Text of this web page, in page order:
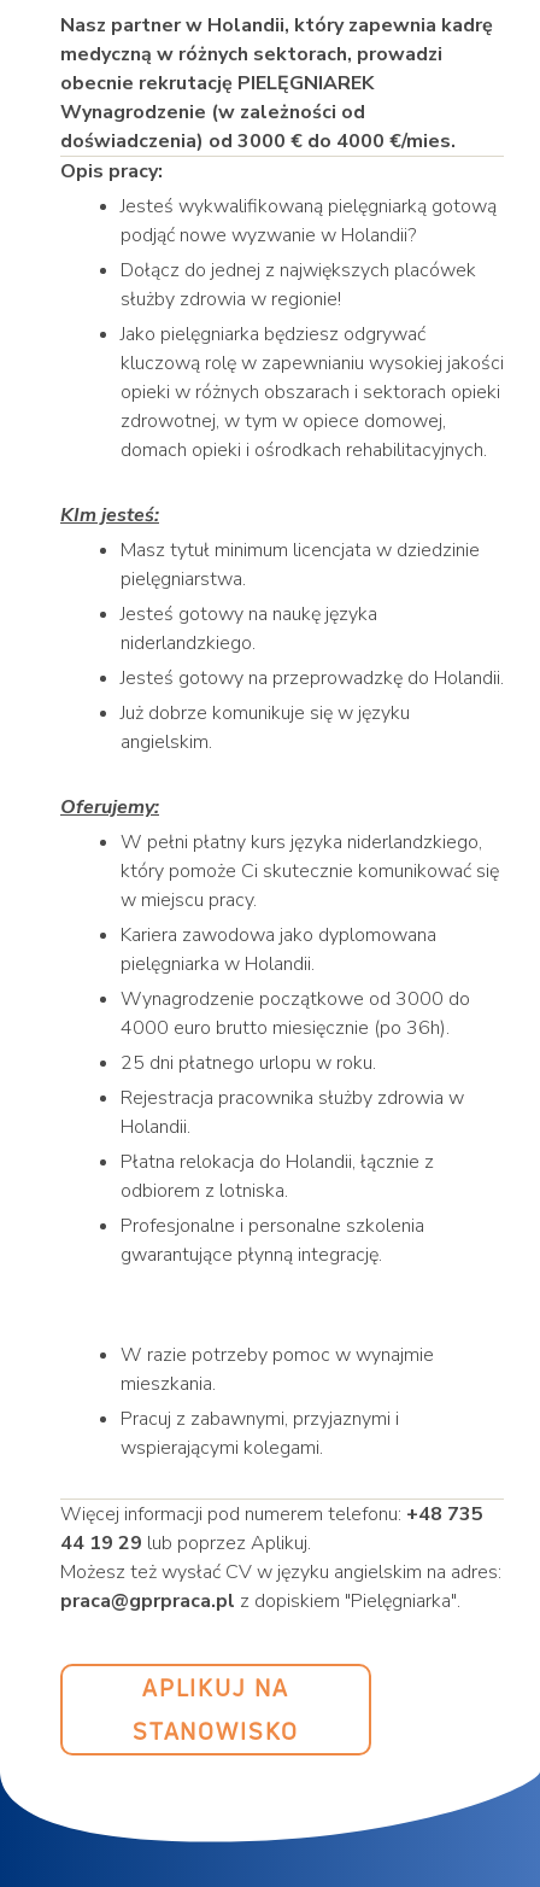
Nasz partner w Holandii, który zapewnia kadrę
medyczną w różnych sektorach, prowadzi
obecnie rekrutację PIELĘGNIAREK
Wynagrodzenie (w zależności od
doświadczenia) od 3000 € do 4000 €/mies.
Opis pracy:
Jesteś wykwalifikowaną pielęgniarką gotową
podjąć nowe wyzwanie w Holandii?
Dołącz do jednej z największych placówek
służby zdrowia w regionie!
Jako pielęgniarka będziesz odgrywać
kluczową rolę w zapewnianiu wysokiej jakości
opieki w różnych obszarach i sektorach opieki
zdrowotnej, w tym w opiece domowej,
domach opieki i ośrodkach rehabilitacyjnych.
KIm jesteś:
Masz tytuł minimum licencjata w dziedzinie
pielęgniarstwa.
Jesteś gotowy na naukę języka
niderlandzkiego.
Jesteś gotowy na przeprowadzkę do Holandii.
Już dobrze komunikuje się w języku
angielskim.
Oferujemy:
W pełni płatny kurs języka niderlandzkiego,
który pomoże Ci skutecznie komunikować się
w miejscu pracy.
Kariera zawodowa jako dyplomowana
pielęgniarka w Holandii.
Wynagrodzenie początkowe od 3000 do
4000 euro brutto miesięcznie (po 36h).
25 dni płatnego urlopu w roku.
Rejestracja pracownika służby zdrowia w
Holandii.
Płatna relokacja do Holandii, łącznie z
odbiorem z lotniska.
Profesjonalne i personalne szkolenia
gwarantujące płynną integrację.
W razie potrzeby pomoc w wynajmie
mieszkania.
Pracuj z zabawnymi, przyjaznymi i
wspierającymi kolegami.
Więcej informacji pod numerem telefonu: +48 735
44 19 29 lub poprzez Aplikuj.
Możesz też wysłać CV w języku angielskim na adres:
praca@gprpraca.pl z dopiskiem "Pielęgniarka".
APLIKUJ NA
STANOWISKO